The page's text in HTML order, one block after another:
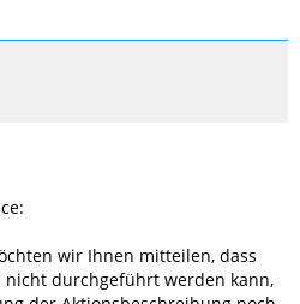
wir Ihnen mitteilen, dass
nicht durchgeführt werden kann,